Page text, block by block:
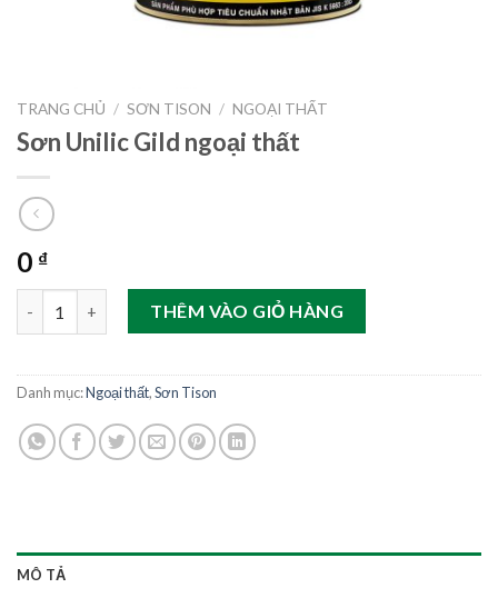
TRANG CHỦ / SƠN TISON / NGOẠI THẤT
Sơn Unilic Gild ngoại thất
0 ₫
Sơn Unilic Gild ngoại thất số lượng
THÊM VÀO GIỎ HÀNG
Danh mục:Ngoại thất,Sơn Tison
MÔ TẢ